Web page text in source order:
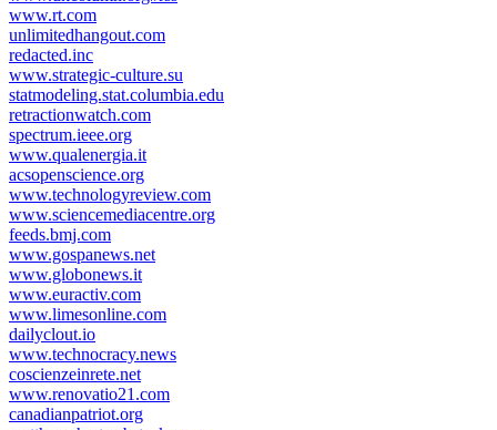
www.rt.com
unlimitedhangout.com
redacted.inc
www.strategic-culture.su
statmodeling.stat.columbia.edu
retractionwatch.com
spectrum.ieee.org
www.qualenergia.it
acsopenscience.org
www.technologyreview.com
www.sciencemediacentre.org
feeds.bmj.com
www.gospanews.net
www.globonews.it
www.euractiv.com
www.limesonline.com
dailyclout.io
www.technocracy.news
coscienzeinrete.net
www.renovatio21.com
canadianpatriot.org